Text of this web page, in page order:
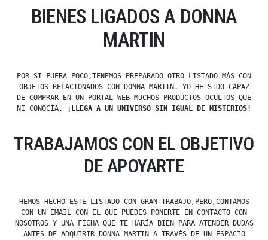
BIENES LIGADOS A DONNA
MARTIN
POR SI FUERA POCO,TENEMOS PREPARADO OTRO LISTADO MÁS CON
OBJETOS RELACIONADOS CON DONNA MARTIN. YO HE SIDO CAPAZ
DE COMPRAR EN UN PORTAL WEB MUCHOS PRODUCTOS OCULTOS QUE
NI CONOCÍA.
¡LLEGA A UN UNIVERSO SIN IGUAL DE MISTERIOS!
TRABAJAMOS CON EL OBJETIVO
DE APOYARTE
HEMOS HECHO ESTE LISTADO CON GRAN TRABAJO,PERO,CONTAMOS
CON UN EMAIL CON EL QUE PUEDES PONERTE EN CONTACTO CON
NOSOTROS Y UNA FICHA QUE TE HARÍA BIEN PARA ATENDER DUDAS
ANTES DE ADQUIRIR DONNA MARTIN A TRAVÉS DE UN ESPACIO